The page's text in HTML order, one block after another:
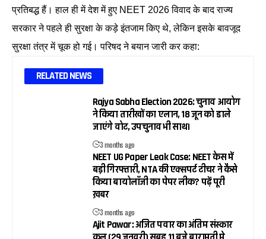
प्रतिबद्ध हैं। हाल ही में देश में हुए NEET 2026 विवाद के बाद राज्य
सरकार ने पहले ही सुरक्षा के कड़े इंतजाम किए थे, लेकिन इसके बावजूद
सुरक्षा तंत्र में चूक हो गई। परिषद ने बयान जारी कर कहा:
RELATED NEWS
Rajya Sabha Election 2026: चुनाव आयोग
ने किया तारीखों का एलान, 18 जून को डाले
जाएंगे वोट, उपचुनाव भी साथ।
3 months ago
NEET UG Paper Leak Case: NEET केस में
बड़ी गिरफ्तारी, NTA की एक्सपर्ट टीचर ने कैसे
किया बायोलॉजी का पेपर लीक? पढ़ें पूरी
ख़बर
3 months ago
Ajit Pawar: अजित पवार का अंतिम संस्कार